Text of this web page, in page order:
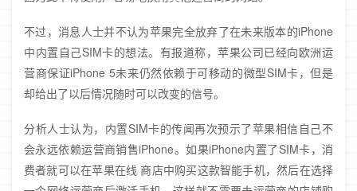
不过，消息人士并不认为苹果完全放弃了在未来版本的iPhone
中内置自己SIM卡的想法。有报道称，苹果公司已经向欧洲运
营商保证iPhone 5未来仍然依赖于可移动的微型SIM卡，但是
却给出了以后情况随时可以改变的信号。
分析人士认为，内置SIM卡的传闻再次预示了苹果相信自己不
会永远依赖运营商销售iPhone。如果iPhone内置了SIM卡，消
费者就可以在苹果在线 商店中购买这款智能手机，然后在选择